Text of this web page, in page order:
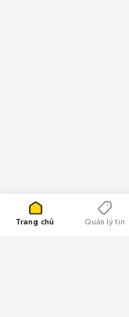
Trang chủ Quản lý tin